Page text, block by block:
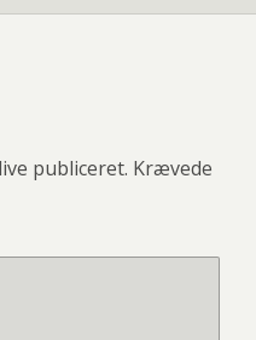
publiceret. Krævede